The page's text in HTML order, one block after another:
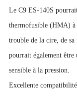
Le C9 ES-140S
thermofusible (HMA) à
trouble de la cire, de
pourrait également être
sensible à la pression.
Excellente